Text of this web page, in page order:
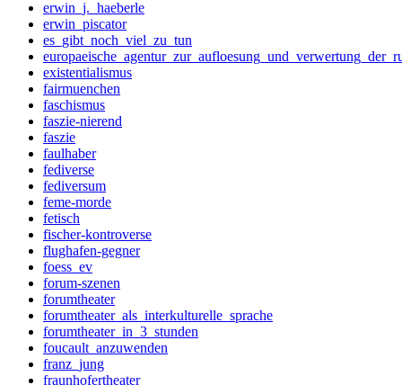
erwin_j._haeberle
erwin_piscator
es_gibt_noch_viel_zu_tun
existentialismus
fairmuenchen
faschismus
faszie-nierend
faszie
faulhaber
fediverse
fediversum
feme-morde
fetisch
fischer-kontroverse
flughafen-gegner
foess_ev
forum-szenen
forumtheater
forumtheater_als_interkulturelle_sprache
forumtheater_in_3_stunden
foucault_anzuwenden
franz_jung
fraunhofertheater